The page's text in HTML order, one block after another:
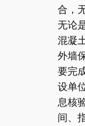
合，
无论
混凝
外墙
要完
设单
息核
间、